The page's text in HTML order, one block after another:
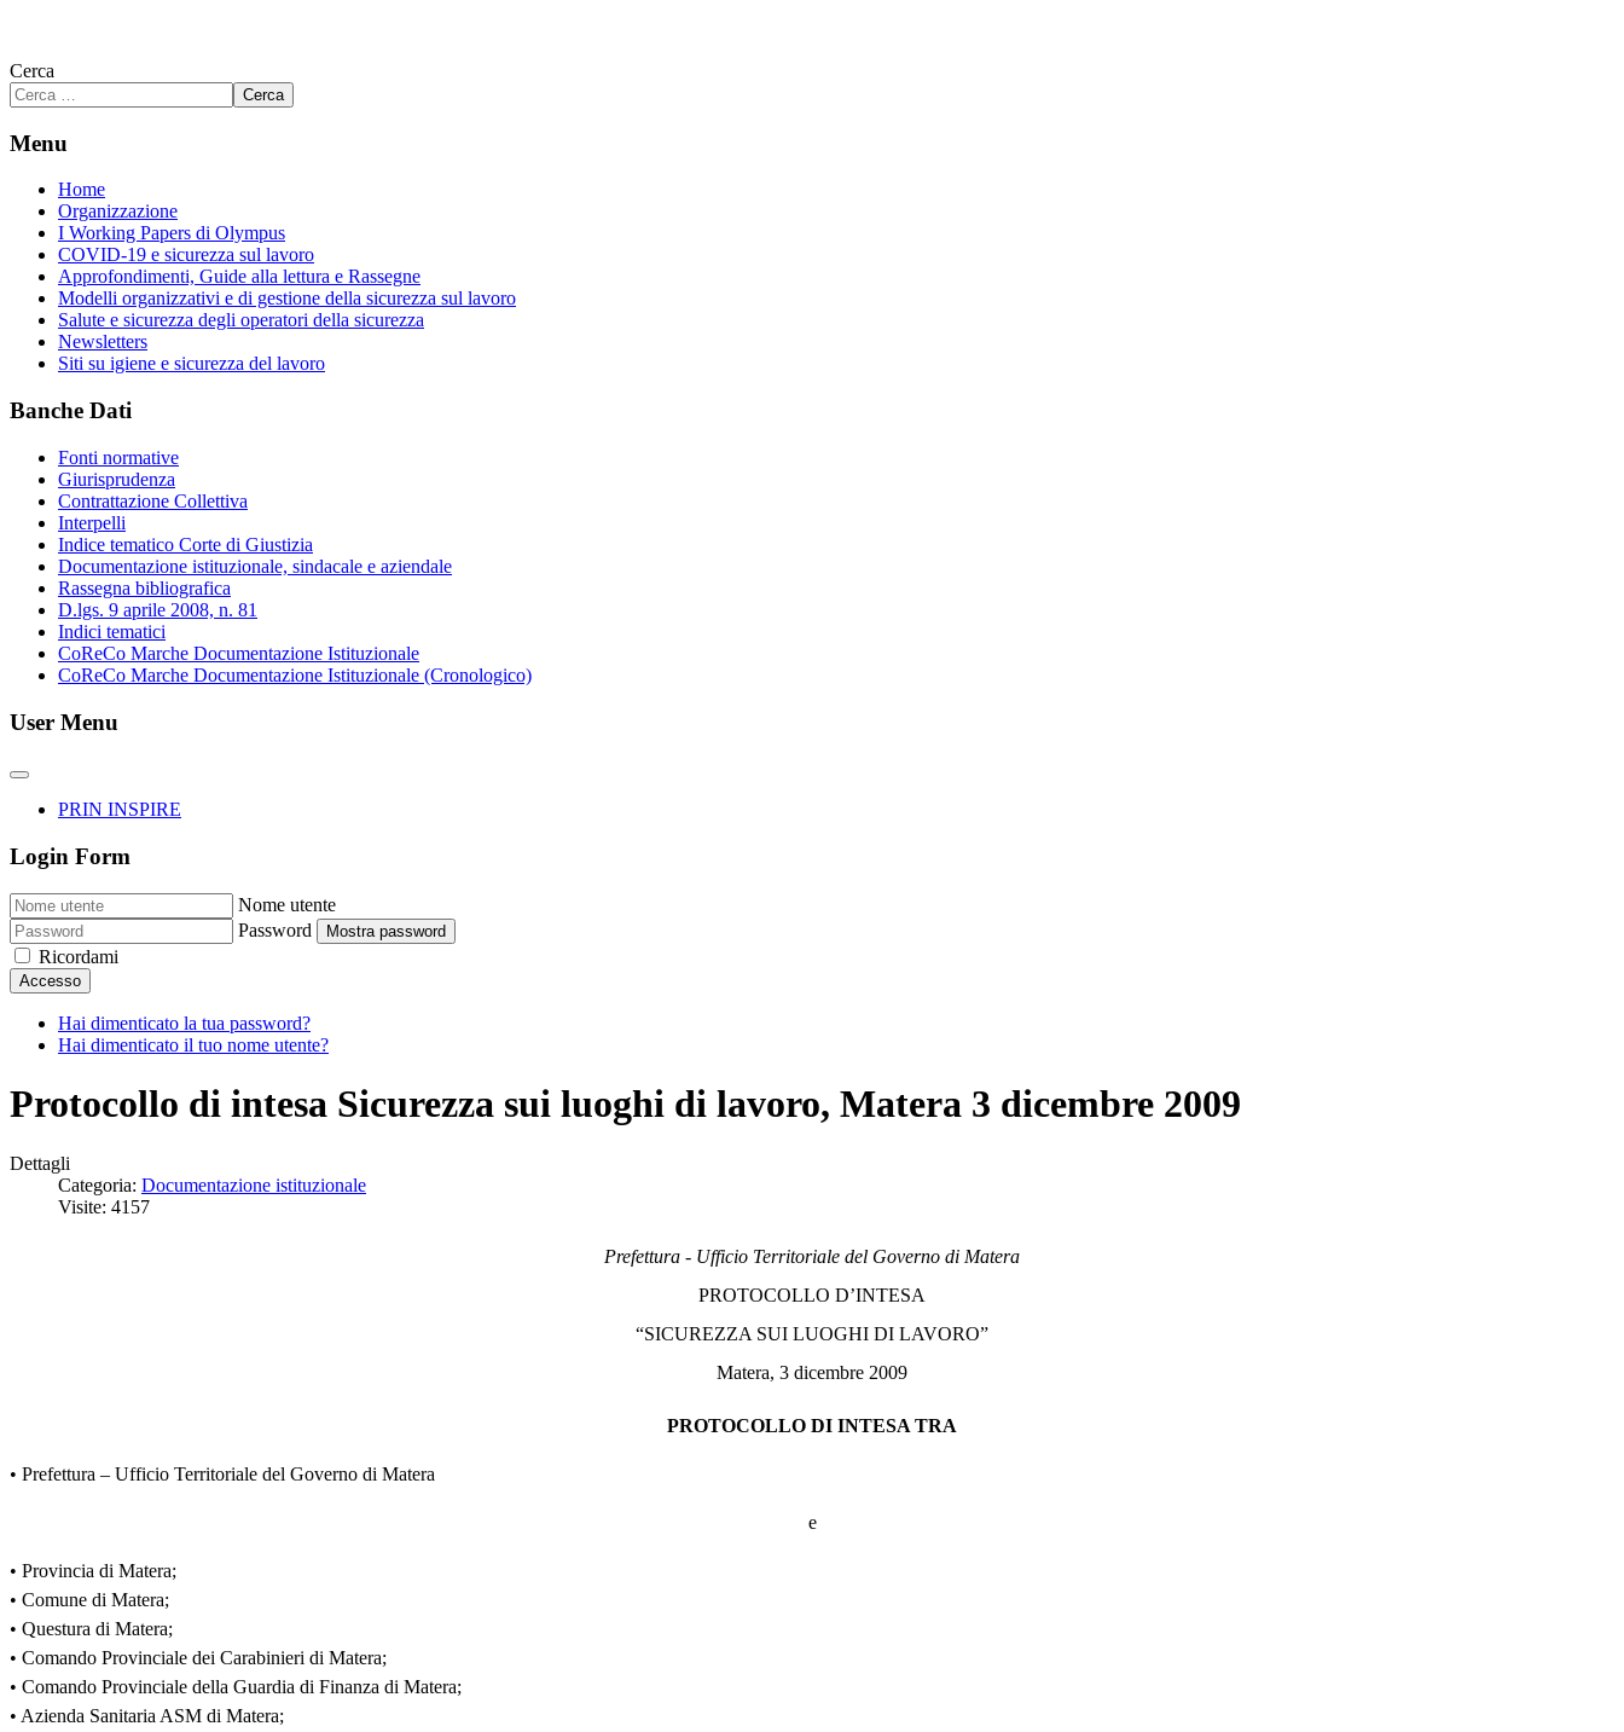
Cerca
Cerca
Menu
Home
Organizzazione
I Working Papers di Olympus
COVID-19 e sicurezza sul lavoro
Approfondimenti, Guide alla lettura e Rassegne
Modelli organizzativi e di gestione della sicurezza sul lavoro
Salute e sicurezza degli operatori della sicurezza
Newsletters
Siti su igiene e sicurezza del lavoro
Banche Dati
Fonti normative
Giurisprudenza
Contrattazione Collettiva
Interpelli
Indice tematico Corte di Giustizia
Documentazione istituzionale, sindacale e aziendale
Rassegna bibliografica
D.lgs. 9 aprile 2008, n. 81
Indici tematici
CoReCo Marche Documentazione Istituzionale
CoReCo Marche Documentazione Istituzionale (Cronologico)
User Menu
PRIN INSPIRE
Login Form
Nome utente
Password
Mostra password
Ricordami
Accesso
Hai dimenticato la tua password?
Hai dimenticato il tuo nome utente?
Protocollo di intesa Sicurezza sui luoghi di lavoro, Matera 3 dicembre 2009
Dettagli
Categoria: Documentazione istituzionale
Visite: 4157
Prefettura - Ufficio Territoriale del Governo di Matera
PROTOCOLLO D’INTESA
“SICUREZZA SUI LUOGHI DI LAVORO”
Matera, 3 dicembre 2009
PROTOCOLLO DI INTESA TRA
• Prefettura – Ufficio Territoriale del Governo di Matera
e
• Provincia di Matera;
• Comune di Matera;
• Questura di Matera;
• Comando Provinciale dei Carabinieri di Matera;
• Comando Provinciale della Guardia di Finanza di Matera;
• Azienda Sanitaria ASM di Matera;